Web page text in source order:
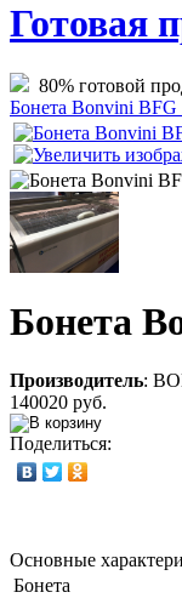
Готовая
80% готовой
Бонета Bonvini BFG
Бонета
Производитель:
140020 руб.
Поделиться:
Основные
Бонета